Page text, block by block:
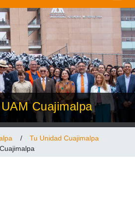
Cuajimalpa
/
Tu Unidad Cuajimalpa